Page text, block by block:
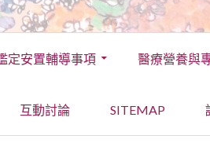
定安置輔導事項 醫療營養與
互動討論 SITEMAP